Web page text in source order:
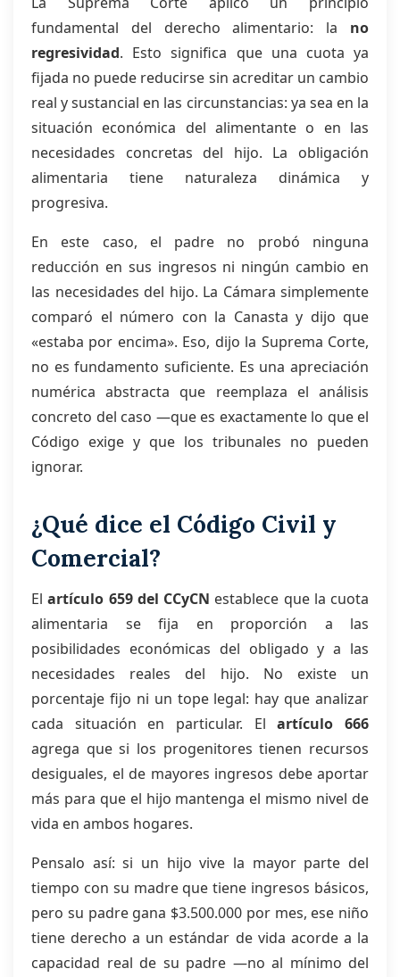
fundamental del derecho alimentario: la no
regresividad. Esto significa que una cuota ya
fijada no puede reducirse sin acreditar un cambio
real y sustancial en las circunstancias: ya sea en la
situación económica del alimentante o en las
necesidades concretas del hijo. La obligación
alimentaria tiene naturaleza dinámica y
progresiva.
En este caso, el padre no probó ninguna
reducción en sus ingresos ni ningún cambio en
las necesidades del hijo. La Cámara simplemente
comparó el número con la Canasta y dijo que
«estaba por encima». Eso, dijo la Suprema Corte,
no es fundamento suficiente. Es una apreciación
numérica abstracta que reemplaza el análisis
concreto del caso —que es exactamente lo que el
Código exige y que los tribunales no pueden
ignorar.
¿Qué dice el Código Civil y
Comercial?
Elartículo 659 del CCyCN establece que la cuota
alimentaria se fija en proporción a las
posibilidades económicas del obligado y a las
necesidades reales del hijo. No existe un
porcentaje fijo ni un tope legal: hay que analizar
cada situación en particular. Elartículo 666
agrega que si los progenitores tienen recursos
desiguales, el de mayores ingresos debe aportar
más para que el hijo mantenga el mismo nivel de
vida en ambos hogares.
Pensalo así: si un hijo vive la mayor parte del
tiempo con su madre que tiene ingresos básicos,
pero su padre gana $3.500.000 por mes, ese niño
tiene derecho a un estándar de vida acorde a la
capacidad real de su padre —no al mínimo del